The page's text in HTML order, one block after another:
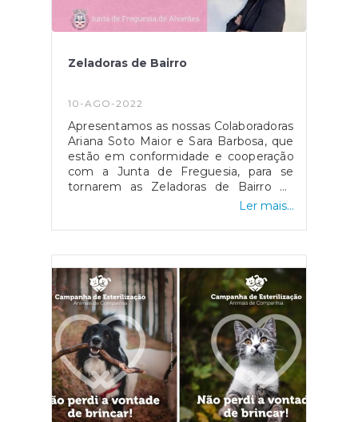
Zeladoras de Bairro
10-AGO-2022
Apresentamos as nossas Colaboradoras
Ariana Soto Maior e Sara Barbosa, que
estão em conformidade e cooperação
com a Junta de Freguesia, para se
tornarem as Zeladoras de Bairro da
nossa Vila. WEste projeto consiste na
do espaço público, nomeadamente,
autarquia. Permitindo uma maior
proximidade entre a comunidade e a
Junta de Freguesia, num permanente
diálogo. Estando em parceria com a
nossa candidatura ao Programa da Eco
Freguesias, relevando um maior
interesse pelas questões ambientais e
sustentáveis das famílias Alvarenenses,
bem como situações das quais
depende a intervenção autárquica.
Ler mais...